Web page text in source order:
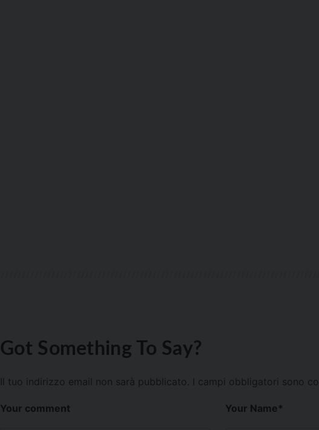
Got Something To Say?
Il tuo indirizzo email non sarà pubblicato. I campi obbligatori sono
Your comment Your Name*